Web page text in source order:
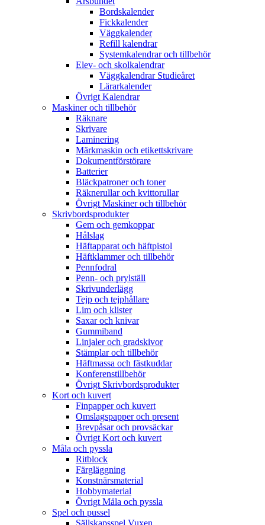
Bordskalender
Fickkalender
Väggkalender
Refill kalendrar
Systemkalendrar och tillbehör
Elev- och skolkalendrar
Väggkalendrar Studieåret
Lärarkalender
Övrigt Kalendrar
Maskiner och tillbehör
Räknare
Skrivare
Laminering
Märkmaskin och etikettskrivare
Dokumentförstörare
Batterier
Bläckpatroner och toner
Räknerullar och kvittorullar
Övrigt Maskiner och tillbehör
Skrivbordsprodukter
Gem och gemkoppar
Hålslag
Häftapparat och häftpistol
Häftklammer och tillbehör
Pennfodral
Penn- och prylställ
Skrivunderlägg
Tejp och tejphållare
Lim och klister
Saxar och knivar
Gummiband
Linjaler och gradskivor
Stämplar och tillbehör
Häftmassa och fästkuddar
Konferenstillbehör
Övrigt Skrivbordsprodukter
Kort och kuvert
Finpapper och kuvert
Omslagspapper och present
Brevpåsar och provsäckar
Övrigt Kort och kuvert
Måla och pyssla
Ritblock
Färgläggning
Konstnärsmaterial
Hobbymaterial
Övrigt Måla och pyssla
Spel och pussel
Sällskapsspel Vuxen